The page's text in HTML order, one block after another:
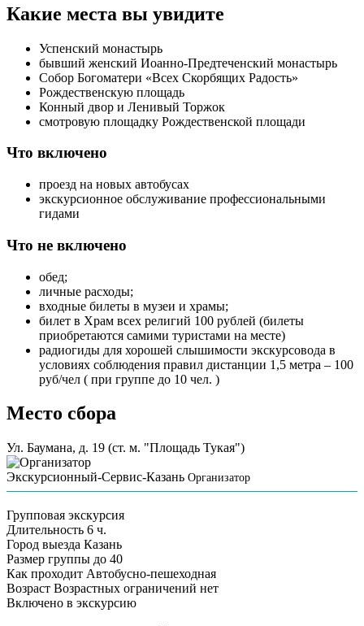
Какие места вы увидите
Успенский монастырь
бывший женский Иоанно-Предтеченский монастырь
Собор Богоматери «Всех Скорбящих Радость»
Рождественскую площадь
Конный двор и Ленивый Торжок
смотровую площадку Рождественской площади
Что включено
проезд на новых автобусах
экскурсионное обслуживание профессиональными
гидами
Что не включено
обед;
личные расходы;
входные билеты в музеи и храмы;
билет в Храм всех религий 100 рублей (билеты
приобретаются самими туристами на месте)
радиогиды для хорошей слышимости экскурсовода в
условиях соблюдения правил дистанции 1,5 метра – 100
руб/чел ( при группе до 10 чел. )
Место сбора
Ул. Баумана, д. 19 (ст. м. "Площадь Тукая")
Экскурсионный-Сервис-Казань Организатор
Групповая экскурсия
Длительность 6 ч.
Город выезда Казань
Размер группы до 40
Как проходит Автобусно-пешеходная
Возраст Возрастных ограничений нет
Включено в экскурсию